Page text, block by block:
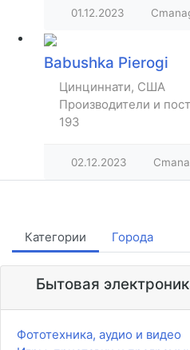
01.12.2023
Babushka Pierogi
Цинциннати, США
Производители и
193
02.12.2023
Категории Города
Бытовая
Фототехника, аудио и видео